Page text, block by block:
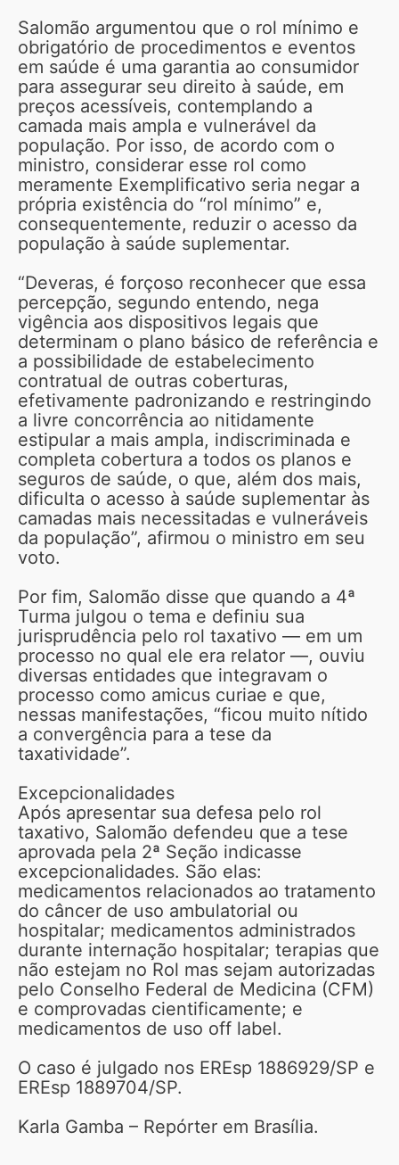
Salomão argumentou que o rol mínimo e
obrigatório de procedimentos e eventos
em saúde é uma garantia ao consumidor
para assegurar seu direito à saúde, em
preços acessíveis, contemplando a
camada mais ampla e vulnerável da
população. Por isso, de acordo com o
ministro, considerar esse rol como
meramente Exemplificativo seria negar a
própria existência do “rol mínimo” e,
consequentemente, reduzir o acesso da
população à saúde suplementar.
“Deveras, é forçoso reconhecer que essa
percepção, segundo entendo, nega
vigência aos dispositivos legais que
determinam o plano básico de referência e
a possibilidade de estabelecimento
contratual de outras coberturas,
efetivamente padronizando e restringindo
a livre concorrência ao nitidamente
estipular a mais ampla, indiscriminada e
completa cobertura a todos os planos e
seguros de saúde, o que, além dos mais,
dificulta o acesso à saúde suplementar às
camadas mais necessitadas e vulneráveis
da população”, afirmou o ministro em seu
voto.
Por fim, Salomão disse que quando a 4ª
Turma julgou o tema e definiu sua
jurisprudência pelo rol taxativo — em um
processo no qual ele era relator —, ouviu
diversas entidades que integravam o
processo como amicus curiae e que,
nessas manifestações, “ficou muito nítido
a convergência para a tese da
taxatividade”.
Excepcionalidades
Após apresentar sua defesa pelo rol
taxativo, Salomão defendeu que a tese
aprovada pela 2ª Seção indicasse
excepcionalidades. São elas:
medicamentos relacionados ao tratamento
do câncer de uso ambulatorial ou
hospitalar; medicamentos administrados
durante internação hospitalar; terapias que
não estejam no Rol mas sejam autorizadas
pelo Conselho Federal de Medicina (CFM)
e comprovadas cientificamente; e
medicamentos de uso off label.
O caso é julgado nos EREsp 1886929/SP e
EREsp 1889704/SP.
Karla Gamba – Repórter em Brasília.